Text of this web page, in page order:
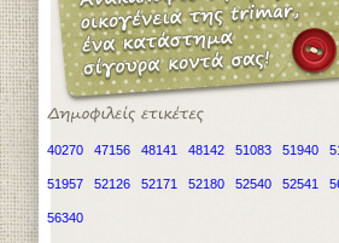
40270 47156 48141 48142 51083 51940
51957 52126 52171 52180 52540 52541
56340